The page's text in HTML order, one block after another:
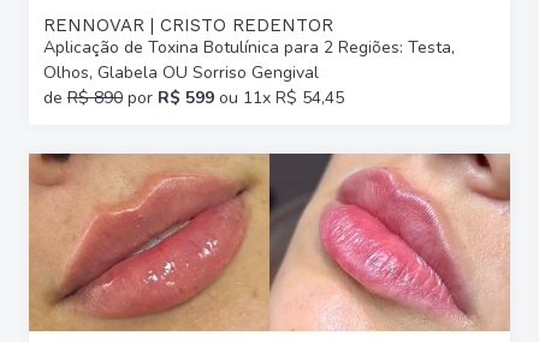
RENNOVAR | CRISTO REDENTOR
Aplicação de Toxina Botulínica para 2 Regiões: Testa,
Olhos, Glabela OU Sorriso Gengival
de R$ 890 por R$ 599 ou 11x R$ 54,45